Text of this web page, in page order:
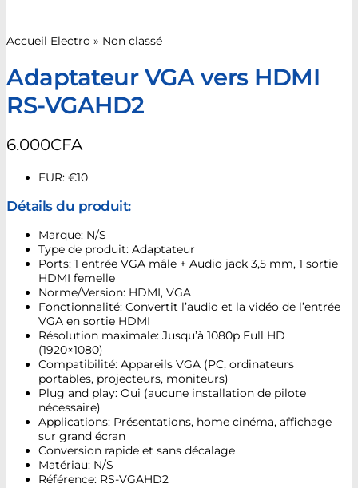
Accueil Electro » Non classé
Adaptateur VGA vers HDMI
RS-VGAHD2
6.000CFA
EUR: €10
Détails du produit:
Marque: N/S
Type de produit: Adaptateur
Ports: 1 entrée VGA mâle + Audio jack 3,5 mm, 1 sortie
HDMI femelle
Norme/Version: HDMI, VGA
Fonctionnalité: Convertit l’audio et la vidéo de l’entrée
VGA en sortie HDMI
Résolution maximale: Jusqu’à 1080p Full HD
(1920×1080)
Compatibilité: Appareils VGA (PC, ordinateurs
portables, projecteurs, moniteurs)
Plug and play: Oui (aucune installation de pilote
nécessaire)
Applications: Présentations, home cinéma, affichage
sur grand écran
Conversion rapide et sans décalage
Matériau: N/S
Référence: RS-VGAHD2